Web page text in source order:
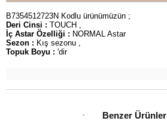
B7354512723N Kodlu ürünümüzün ;
Deri Cinsi : TOUCH ,
İç Astar Özelliği : NORMAL Astar
Sezon : Kış sezonu ,
Topuk Boyu : 'dir
Benzer Ürünler